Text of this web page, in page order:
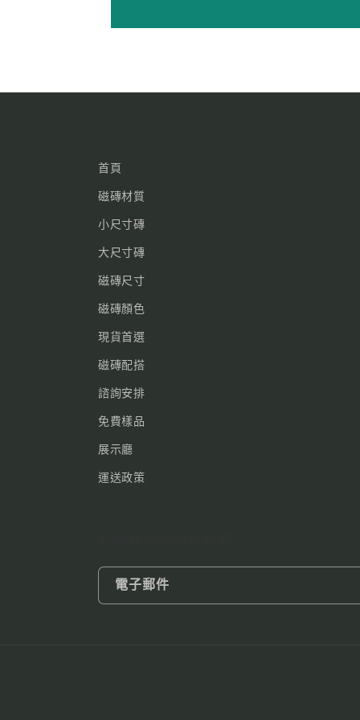
首頁
磁磚材質
小尺寸磚
大尺寸磚
磁磚尺寸
磁磚顏色
現貨首選
磁磚配搭
諮詢安排
免費樣品
展示廳
運送政策
電子郵件